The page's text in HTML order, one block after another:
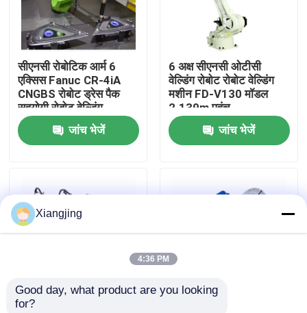
हमारे बारे में
कारखाना भ्रमण
गुणवत्ता नियंत्रण
ब्लॉग
एक उद्धरण का अनुरोध करें
औद्योगिक रोबोट बांह
सीएनसी रोबोटिक आर्म 6
एक्सिस Fanuc CR-4iA
CNGBS रोबोट ड्रेस पैक
सहयोगी रोबोट वेल्डिंग
जांच भेजें
6 अक्ष सीएनसी ओटीसी
वेल्डिंग रोबोट रोबोट वेल्डिंग
मशीन FD-V130 मॉडल
2.139m पहुंच
जांच भेजें
फैनुक औद्योगिक रोबोट R-
Xiangjing
4:36 PM
Good day, what product are you looking
for?